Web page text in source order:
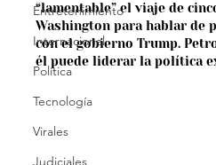
Entretenimiento
Internacional
Política
Tecnología
Virales
Judiciales
“lamentable” el viaje de
Washington para hablar de
con el gobierno Trump.
él puede liderar la política